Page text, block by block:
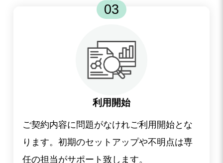
03
利用開始
ご契約内容に問題がなけれご利用開始とな
ります。初期のセットアップや不明点は専
任の担当がサポート致します。